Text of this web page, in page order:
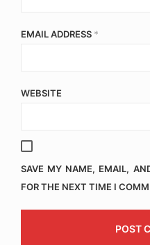
EMAIL ADDRESS *
WEBSITE
SAVE MY NAME, EMAIL,
FOR THE NEXT TIME I